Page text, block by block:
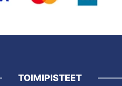
TOIMIPISTEET